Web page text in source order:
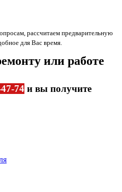
рассчитаем предварительную
для Вас время.
или работе
74 и вы получите